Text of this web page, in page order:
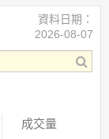
資料日期：
2026-08-07
成交量